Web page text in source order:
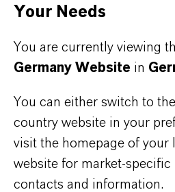
Your Needs
You are currently viewing
Germany Website in
You can either switch to
country website in your
visit the homepage of your
website for market-specific
contacts and information.